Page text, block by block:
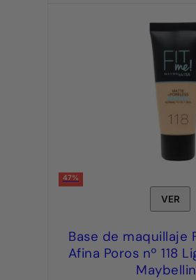
47%
VER
Base de maquillaje
Afina Poros nº 118